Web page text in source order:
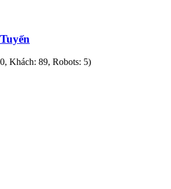
Khách: 89, Robots: 5)